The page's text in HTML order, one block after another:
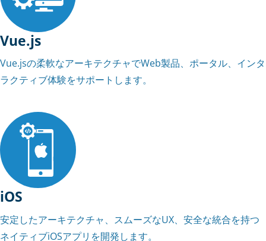
Vue.js
Vue.jsの柔軟なアーキテクチャでWeb製品、ポータル、インタ
ラクティブ体験をサポートします。
iOS
安定したアーキテクチャ、スムーズなUX、安全な統合を持つ
ネイティブiOSアプリを開発します。